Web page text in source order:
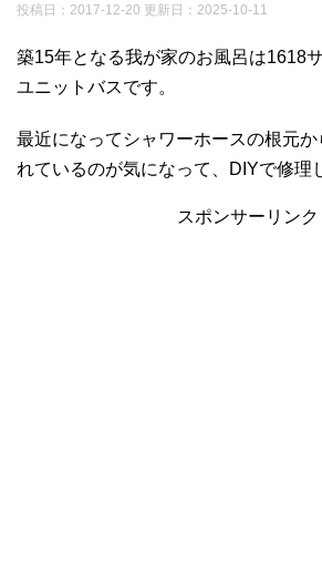
投稿日：2017-12-20 更新日： 2025-10-11
築15年となる我が家のお風呂は1618
ユニットバスです。
最近になってシャワーホースの根元
れているのが気になって、DIYで修理
スポンサーリンク